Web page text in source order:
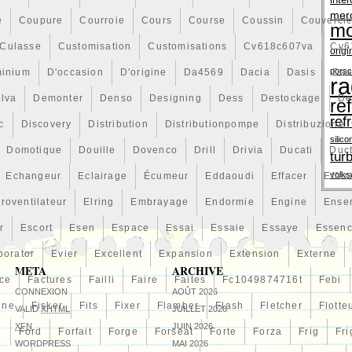
Coupure Courroie Cours Course Coussin
Culasse Customisation Customisations Cv618c607va
D'occasion D'origine Da4569 Dacia Dasis
Demonter Denso Designing Dess Destockage
Discovery Distribution Distributionpompe Distribuzione
Domotique Douille Dovenco Drill Drivia Ducati
Echangeur Eclairage Écumeur Eddaoudi Effacer
Elring Embrayage Endormie Engine
Escort Esen Espace Essai Essaie Essaye
Evier Excellent Expansion Extension Externe
Factures Failli Faire Faites Fc1049874716t Febi
Fisker Fits Fixer Flamber Flash Fletcher
Ford Forfait Forge Forseat Forte Forza Frig
juillet 2019. Il est dans la catégorie « Auto, moto –
détachées\Refroidissement\Vases d’expansion ». Le
N3H1-15-350L N3H1-15-350M
Radiateurs
N°
EXPANSION LIQUIDE DE REFROIDISSEMENT
ADM59860
Observe service information
META
CONNEXION
VALIDXHTML
XFN
WORDPRESS
ARCHIVE
AOÛT 2026
JUILLET 2026
JUIN 2026
MAI 2026